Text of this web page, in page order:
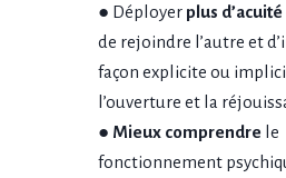
● Déployer plus d’acuité
de rejoindre l’autre et
façon explicite ou
l’ouverture et la
● Mieux comprendre le
fonctionnement